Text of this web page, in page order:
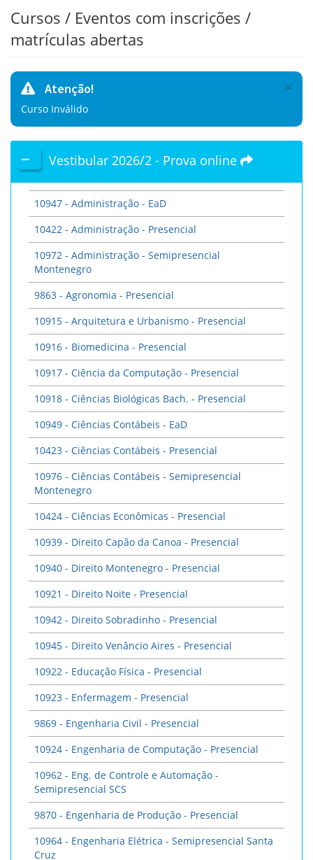
Cursos / Eventos com inscrições /
matrículas abertas
×
Atenção!
Curso Inválido
Vestibular 2026/2 - Prova online
10947 - Administração - EaD
10422 - Administração - Presencial
10972 - Administração - Semipresencial
Montenegro
9863 - Agronomia - Presencial
10915 - Arquitetura e Urbanismo - Presencial
10916 - Biomedicina - Presencial
10917 - Ciência da Computação - Presencial
10918 - Ciências Biológicas Bach. - Presencial
10949 - Ciências Contábeis - EaD
10423 - Ciências Contábeis - Presencial
10976 - Ciências Contábeis - Semipresencial
Montenegro
10424 - Ciências Econômicas - Presencial
10939 - Direito Capão da Canoa - Presencial
10940 - Direito Montenegro - Presencial
10921 - Direito Noite - Presencial
10942 - Direito Sobradinho - Presencial
10945 - Direito Venâncio Aires - Presencial
10922 - Educação Física - Presencial
10923 - Enfermagem - Presencial
9869 - Engenharia Civil - Presencial
10924 - Engenharia de Computação - Presencial
10962 - Eng. de Controle e Automação -
Semipresencial SCS
9870 - Engenharia de Produção - Presencial
10964 - Engenharia Elétrica - Semipresencial Santa
Cruz